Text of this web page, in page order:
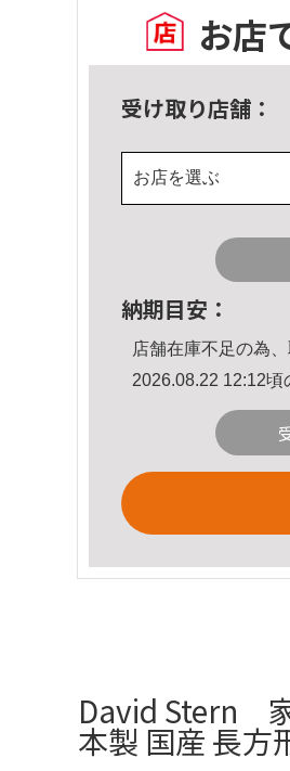
お店
受け取り店舗：
お店を選ぶ
納期目安：
店舗在庫不足の為
2026.08.22 12:12頃
David Stern
本製 国産 長方